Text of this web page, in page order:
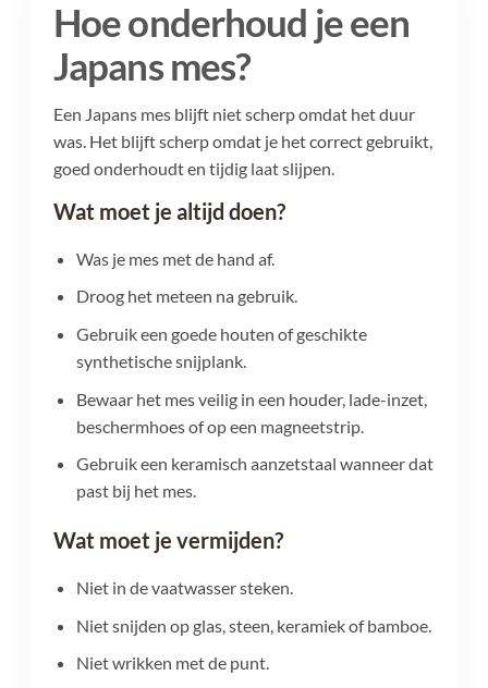
Hoe onderhoud je een
Japans mes?
Een Japans mes blijft niet scherp omdat het duur
was. Het blijft scherp omdat je het correct gebruikt,
goed onderhoudt en tijdig laat slijpen.
Wat moet je altijd doen?
Was je mes met de hand af.
Droog het meteen na gebruik.
Gebruik een goede houten of geschikte
synthetische snijplank.
Bewaar het mes veilig in een houder, lade-inzet,
beschermhoes of op een magneetstrip.
Gebruik een keramisch aanzetstaal wanneer dat
past bij het mes.
Wat moet je vermijden?
Niet in de vaatwasser steken.
Niet snijden op glas, steen, keramiek of bamboe.
Niet wrikken met de punt.